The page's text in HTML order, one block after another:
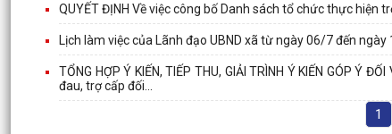
QUYẾT ĐỊNH Về việc công bố Danh sách tổ chức thực
Lịch làm việc của Lãnh đạo UBND xã từ ngày 06/7 đến
TỔNG HỢP Ý KIẾN, TIẾP THU, GIẢI TRÌNH Ý KIẾN GÓP Ý
đau, trợ cấp đối...
1